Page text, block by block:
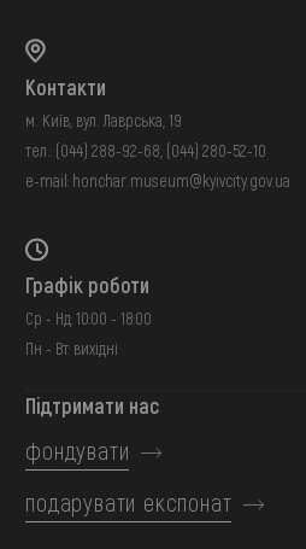
Контакти
м. Київ, вул. Лаврська, 19
тел.: (044) 288-92-68 (044) 280-52-10
e-mail: honchar.museum@kyivcity.gov.ua
Графік роботи
Ср - Нд: 10:00 - 18:00
Пн - Вт: вихідні
Підтримати нас
фондувати
подарувати експонат